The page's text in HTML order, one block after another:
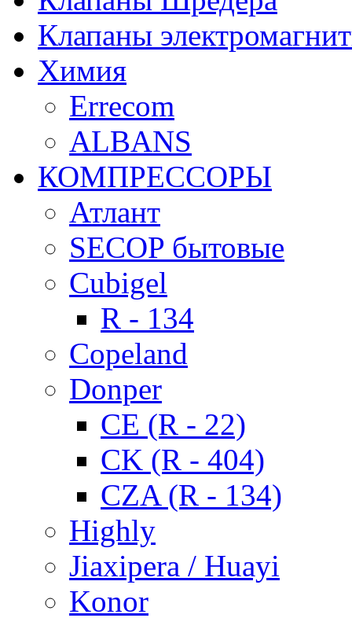
Клапаны
Химия
Errecom
ALBANS
КОМПРЕССОРЫ
Атлант
SECOP бытовые
Cubigel
R - 134
Copeland
Donper
CE (R - 22)
CK (R - 404)
CZA (R - 134)
Highly
Jiaxipera / Huayi
Konor